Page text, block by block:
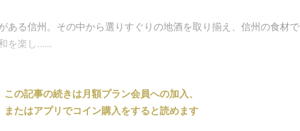
ある信州。その中から選りすぐりの地酒を取り揃え、信州の食材で
を楽し......
この記事の続きは月額プラン会員への加入、
またはアプリでコイン購入をすると読めます